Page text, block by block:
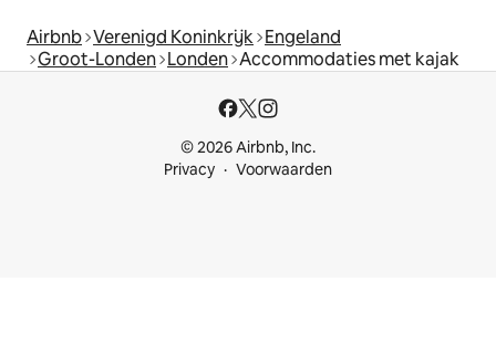
Airbnb Verenigd Koninkrijk Engeland
Groot-Londen Londen Accommodaties met kajak
© 2026 Airbnb, Inc.
Privacy
Voorwaarden